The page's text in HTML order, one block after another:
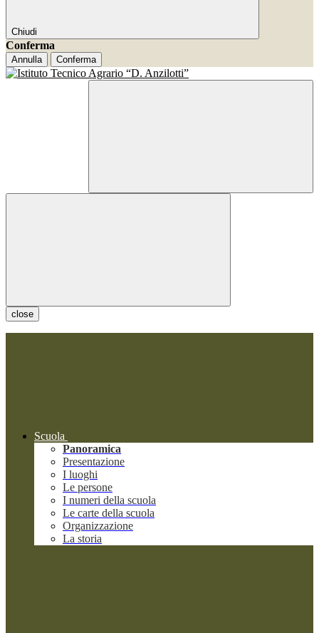
Chiudi
Conferma
Annulla Conferma
close
Scuola
Panoramica
Presentazione
I luoghi
Le persone
I numeri della scuola
Le carte della scuola
Organizzazione
La storia